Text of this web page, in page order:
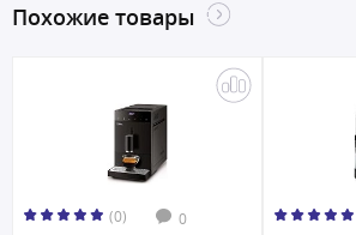
Похожие товары
(0) 0